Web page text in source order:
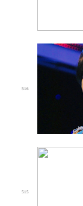
516
515